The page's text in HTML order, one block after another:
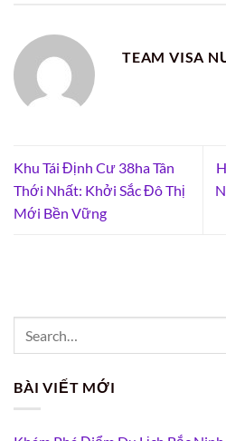
TEAM VISA
Khu Tái Định Cư 38ha Tân
Thới Nhất: Khởi Sắc Đô Thị
Mới Bền Vững
BÀI VIẾT MỚI